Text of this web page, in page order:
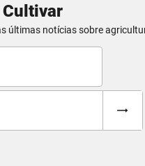
últimas notícias sobre